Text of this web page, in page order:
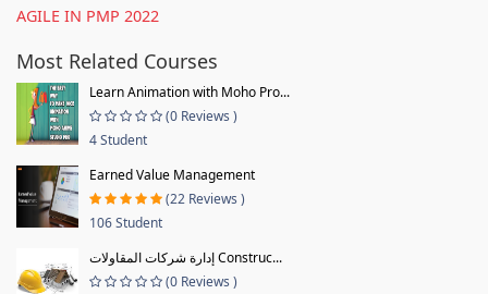
AGILE IN PMP 2022
Most Related Courses
Learn Animation with Moho Pro...
(0 Reviews )
4 Student
Earned Value Management
(22 Reviews )
106 Student
إدارة شركات المقاولات Construc...
(0 Reviews )